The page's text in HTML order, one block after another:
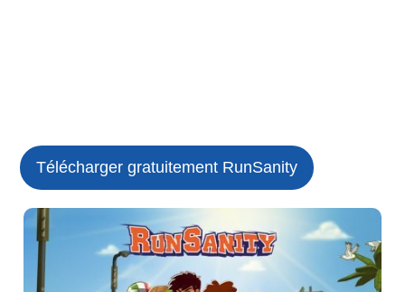
Télécharger gratuitement RunSanity